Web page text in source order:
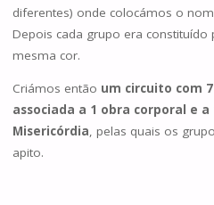
diferentes) onde colocámos o
Depois cada grupo era
mesma cor.
Criámos então um circuito com
associada a 1 obra corporal e
Misericórdia, pelas quais os
apito.